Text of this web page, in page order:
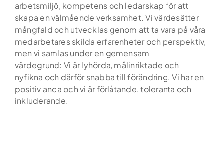
arbetsmiljö, kompetens och ledarskap för att
skapa en välmående verksamhet. Vi värdesätter
mångfald och utvecklas genom att ta vara på våra
medarbetares skilda erfarenheter och perspektiv,
men vi samlas under en gemensam
värdegrund: Vi är lyhörda, målinriktade och
nyfikna och därför snabba till förändring. Vi har en
positiv anda och vi är förlåtande, toleranta och
inkluderande.